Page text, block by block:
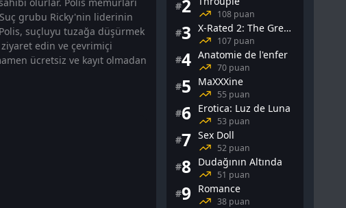
grubu Ricky'nin liderinin
suçluyu tuzağa düşürmek
edin ve çevrimiçi
ücretsiz ve kayıt olmadan
#2 108 puan
#3 X-Rated 2: The Greatest Adult Stars of All-Time
107 puan
#4 Anatomie de l'enfer
70 puan
#5 MaXXXine
55 puan
#6 Erotica: Luz de Luna
53 puan
#7 Sex Doll
52 puan
#8 Dudağının Altında
51 puan
#9 Romance
38 puan